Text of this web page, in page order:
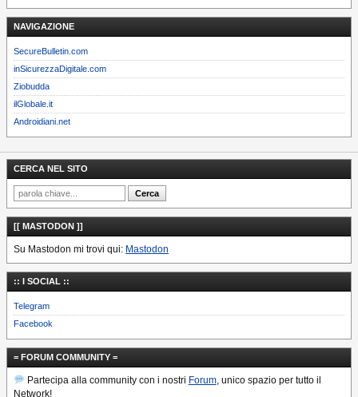
NAVIGAZIONE
SecureBulletin.com
inSicurezzaDigitale.com
Ziobudda
ilGlobale.it
Androidiani.net
CERCA NEL SITO
[[ MASTODON ]]
Su Mastodon mi trovi qui: Mastodon
:: I SOCIAL ::
Telegram
Facebook
= FORUM COMMUNITY =
Partecipa alla community con i nostri Forum, unico spazio per tutto il
Network!